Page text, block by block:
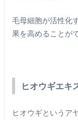
毛母細胞が活性化
果を高めることが
ヒオウギエキ
ヒオウギというア